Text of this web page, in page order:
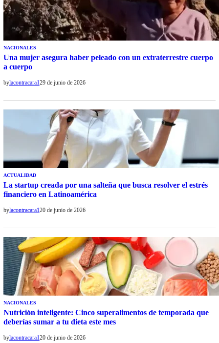
NACIONALES
Una mujer asegura haber peleado con un extraterrestre cuerpo
a cuerpo
bylacontracara129 de junio de 2026
ACTUALIDAD
La startup creada por una salteña que busca resolver el estrés
financiero en Latinoamérica
bylacontracara120 de junio de 2026
NACIONALES
Nutrición inteligente: Cinco superalimentos de temporada que
deberías sumar a tu dieta este mes
bylacontracara120 de junio de 2026